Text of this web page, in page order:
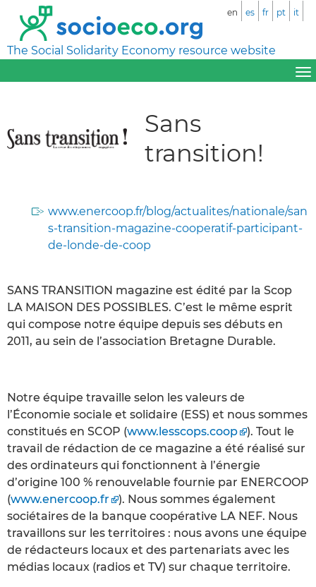
The Social Solidarity Economy resource website
en es fr pt it
Sans
transition!
www.enercoop.fr/blog/actualites/nationale/san
s-transition-magazine-cooperatif-participant-
de-londe-de-coop
SANS TRANSITION magazine est édité par la Scop
LA MAISON DES POSSIBLES. C’est le même esprit
qui compose notre équipe depuis ses débuts en
2011, au sein de l’association Bretagne Durable.
Notre équipe travaille selon les valeurs de
l’Économie sociale et solidaire (ESS) et nous sommes
constitués en SCOP (www.lesscops.coop
). Tout le
travail de rédaction de ce magazine a été réalisé sur
des ordinateurs qui fonctionnent à l’énergie
d’origine 100 % renouvelable fournie par ENERCOOP
(www.enercoop.fr
). Nous sommes également
sociétaires de la banque coopérative LA NEF. Nous
travaillons sur les territoires : nous avons une équipe
de rédacteurs locaux et des partenariats avec les
médias locaux (radios et TV) sur chaque territoire.